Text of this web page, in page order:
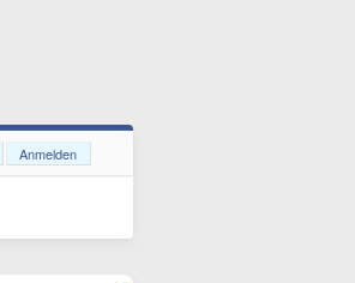
Anmelden